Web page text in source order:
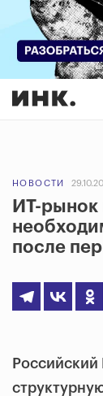
НОВОСТИ
ИТ-рынок
после